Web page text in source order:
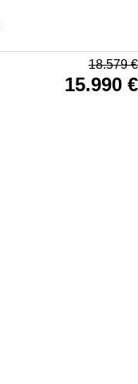
18.579€
15.990 €